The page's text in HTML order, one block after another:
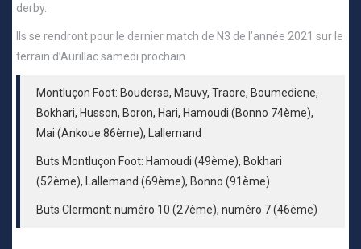
derby.
Ils se rendront pour le dernier match de N3 de l’année 2021 sur le
terrain d’Aurillac samedi prochain.
Montluçon Foot: Boudersa, Mauvy, Traore, Boumediene,
Bokhari, Husson, Boron, Hari, Hamoudi (Bonno 74ème),
Mai (Ankoue 86ème), Lallemand
Buts Montluçon Foot: Hamoudi (49ème), Bokhari
(52ème), Lallemand (69ème), Bonno (91ème)
Buts Clermont: numéro 10 (27ème), numéro 7 (46ème)